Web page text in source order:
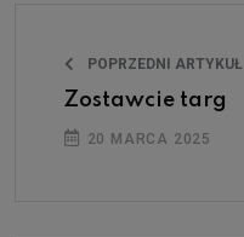
POPRZEDNI ARTYKUŁ
Zostawcie targ
20 MARCA 2025